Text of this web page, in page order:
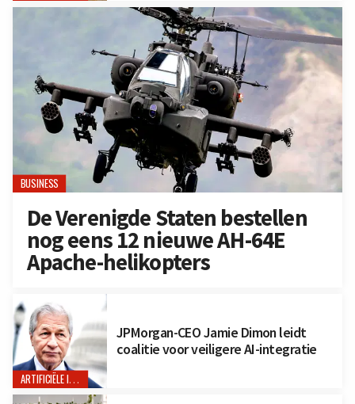
BUSINESS
De Verenigde Staten bestellen
nog eens 12 nieuwe AH-64E
Apache-helikopters
ARTIFICIËLE INTELLIGENTIE
JPMorgan-CEO Jamie Dimon leidt
coalitie voor veiligere AI-integratie